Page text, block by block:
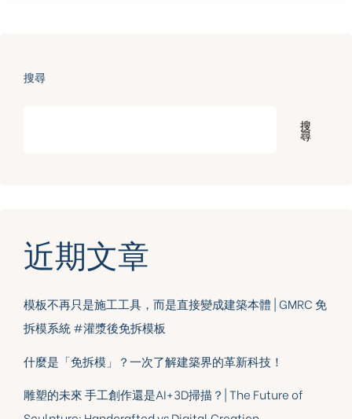
搜尋
搜
尋
近期文章
模板不再只是施工工具，而是直接變成建築本體 | GMRC 免
拆模系統 #灌漿後免拆模板
什麼是「免拆模」？一次了解建築界的革新科技！
雕塑的未來 手工創作還是AI+3D掃描？| The Future of